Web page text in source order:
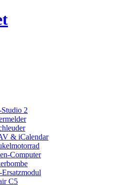
2
& iCalendar
Computer
C5